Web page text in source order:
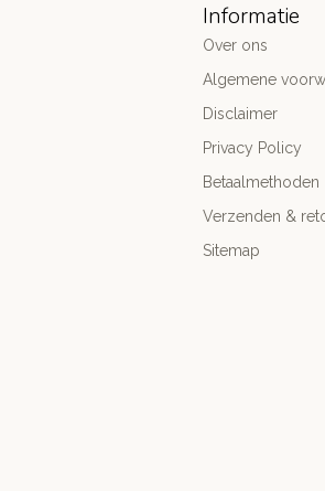
Informatie
Over ons
Algemene
Disclaimer
Privacy Policy
Betaalmethoden
Verzenden &
Sitemap